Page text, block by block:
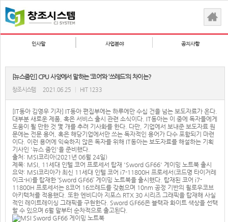
인사말 사업분야 공지사항
[뉴스줌인] CPU 사양에서 말하는 ‘코어’와 ‘쓰레드’의 차이는?
창조시스템 2021.06.25 HIT 1233
[IT동아 김영우 기자] IT동아 편집부에는 하루에만 수십 건을 넘는 보도자료가 온다.
대부분 새로운 제품, 혹은 서비스 출시 관련 소식이다. IT동아는 이 중에 독자들에게
도움이 될 만한 것 몇 개를 추려 기사화를 한다. 다만, 기업에서 보내준 보도자료 원
문에는 전문 용어, 혹은 해당기업에서만 쓰는 독자적인 용어가 다수 포함되기 마련
이다. 이런 용어에 익숙하지 않은 독자를 위해 IT동아는 보도자료를 해설하는 기획
기사인 '뉴스 줌인'을 준비했다.
출처: MSI코리아(2021년 06월 24일)
제목: MSI, 11세대 인텔 코어 프로세서 탑재 'Sword GF66' 게이밍 노트북 출시
요약: MSI코리아가 최신 11세대 인텔 코어 i7-11800H 프로세서(코드명 타이거레
이크-H)를 탑재한 ‘Sword GF66’ 게이밍 노트북을 출시했다. 탑재된 코어 i7-
11800H 프로세서는 8코어 16쓰레드를 갖췄으며 10nm 공정 기반의 윌로우코브
아키텍처를 적용했다. 또한 엔비디아 지포스 RTX 30 시리즈 그래픽을 탑재해 사실
적인 레이트레이싱 그래픽을 구현한다. Sword GF66은 블랙과 화이트 색상을 선택
할 수 있으며 6월 말부터 순차적으로 출고된다.